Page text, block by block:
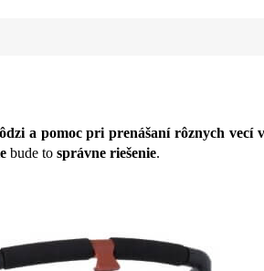
a pomoc pri prenášaní rôznych vecí
bude to správne riešenie.